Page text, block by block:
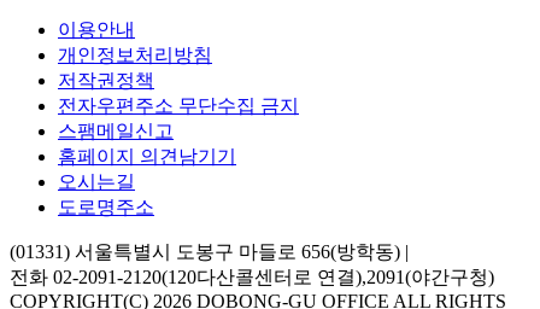
이용안내
개인정보처리방침
저작권정책
전자우편주소 무단수집 금지
스팸메일신고
홈페이지 의견남기기
오시는길
도로명주소
(01331) 서울특별시 도봉구 마들로 656(방학동) |
전화 02-2091-2120(120다산콜센터로 연결),2091(야간구청)
COPYRIGHT(C) 2026 DOBONG-GU OFFICE ALL RIGHTS